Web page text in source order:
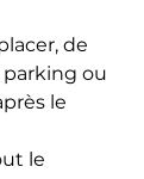
de
ou
le
le